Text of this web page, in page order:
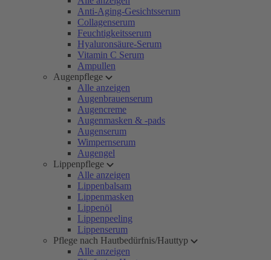
Anti-Aging-Gesichtsserum
Collagenserum
Feuchtigkeitsserum
Hyaluronsäure-Serum
Vitamin C Serum
Ampullen
Augenpflege
Alle anzeigen
Augenbrauenserum
Augencreme
Augenmasken & -pads
Augenserum
Wimpernserum
Augengel
Lippenpflege
Alle anzeigen
Lippenbalsam
Lippenmasken
Lippenöl
Lippenpeeling
Lippenserum
Pflege nach Hautbedürfnis/Hauttyp
Alle anzeigen